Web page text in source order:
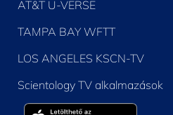
AT&T U-VERSE
TAMPA BAY WFTT
LOS ANGELES KSCN-TV
Scientology TV alkalmazások